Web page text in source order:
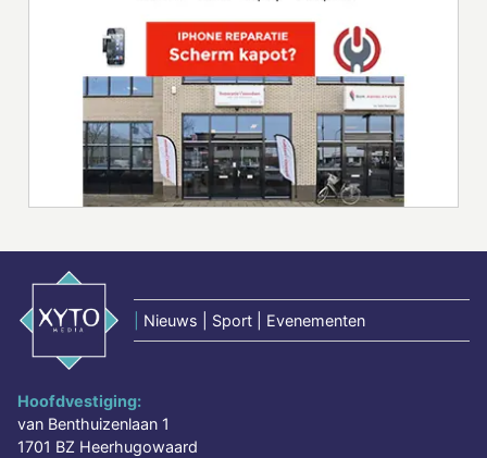
Nieuws | Sport | Evenementen
Hoofdvestiging:
van Benthuizenlaan 1
1701 BZ Heerhugowaard